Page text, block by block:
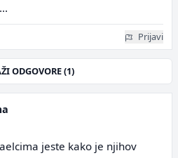
Prijavi
ODGOVORE (1)
jeste kako je njihov